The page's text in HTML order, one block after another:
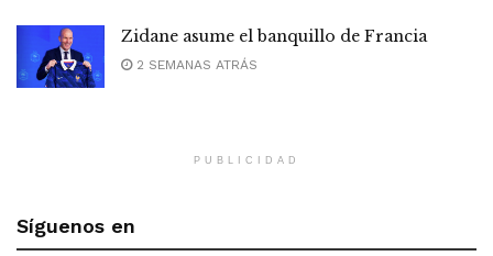
Zidane asume el banquillo de Francia
2 SEMANAS ATRÁS
PUBLICIDAD
Síguenos en